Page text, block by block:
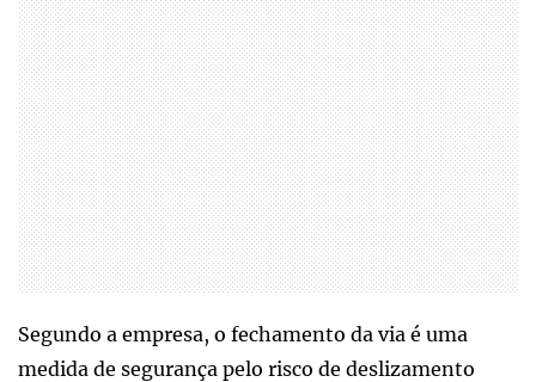
Segundo a empresa, o fechamento da via é uma
medida de segurança pelo risco de deslizamento